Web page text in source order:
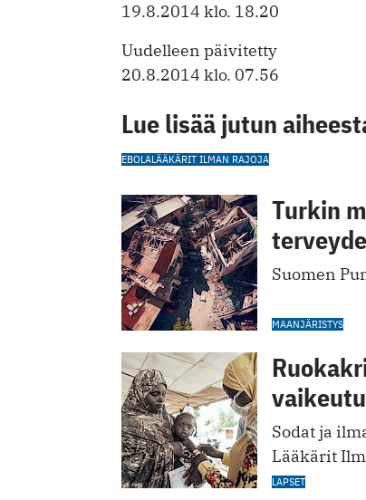
19.8.2014 klo. 18.20
Uudelleen päivitetty
20.8.2014 klo. 07.56
Lue lisää jutun
EBOLALÄÄKÄRIT ILMAN RAJOJA
Turkin
Suomen
MAANJÄRISTYS
Sodat ja
Lääkärit
LAPSET